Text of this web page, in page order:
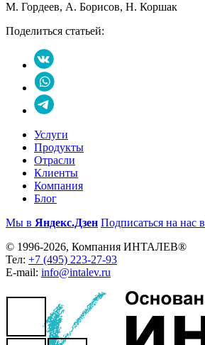
М. Гордеев, А. Борисов, Н. Коршак
Поделиться статьей:
Услуги
Продукты
Отрасли
Клиенты
Компания
Блог
Мы в Яндекс.Дзен Подписаться на нас в
© 1996-2026, Компания ИНТАЛЕВ®
Тел: +7 (495) 223-27-93
E-mail: info@intalev.ru